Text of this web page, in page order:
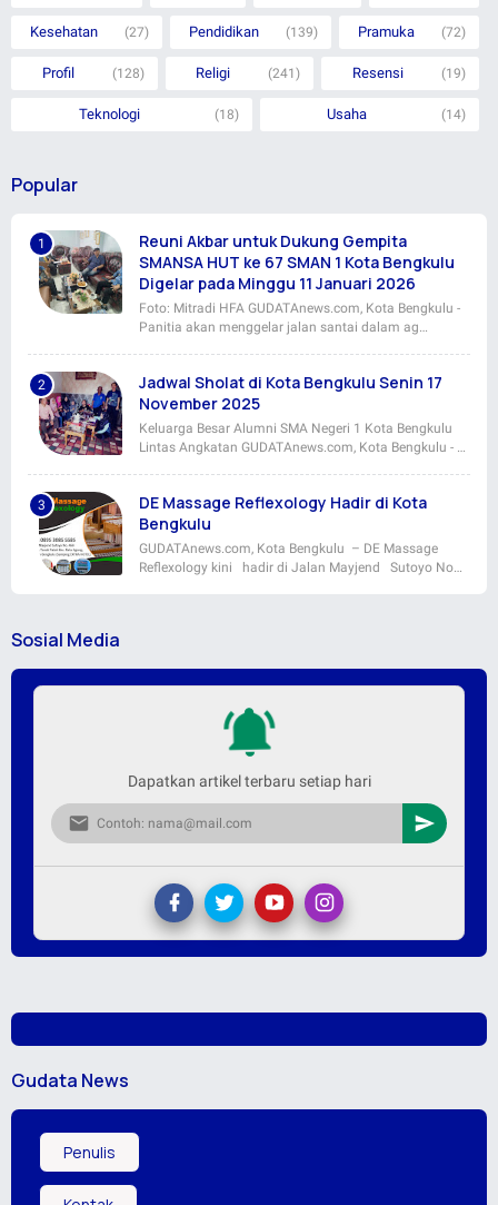
Kesehatan (27) Pendidikan (139) Pramuka (72)
Profil (128) Religi (241) Resensi (19)
Teknologi (18) Usaha (14)
Popular
Reuni Akbar untuk Dukung Gempita
SMANSA HUT ke 67 SMAN 1 Kota Bengkulu
Digelar pada Minggu 11 Januari 2026
Foto: Mitradi HFA GUDATAnews.com, Kota Bengkulu -
Panitia akan menggelar jalan santai dalam ag…
Jadwal Sholat di Kota Bengkulu Senin 17
November 2025
Keluarga Besar Alumni SMA Negeri 1 Kota Bengkulu
Lintas Angkatan GUDATAnews.com, Kota Bengkulu - …
DE Massage Reflexology Hadir di Kota
Bengkulu
GUDATAnews.com, Kota Bengkulu – DE Massage
Reflexology kini hadir di Jalan Mayjend Sutoyo No…
Sosial Media
Dapatkan artikel terbaru setiap hari
Gudata News
Penulis